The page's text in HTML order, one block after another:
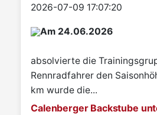
Details
2026-07-09 17:07:20
Am 24.06.2026
absolvierte die
Rennradfahrer den
km wurde die...
Calenberger Backstube